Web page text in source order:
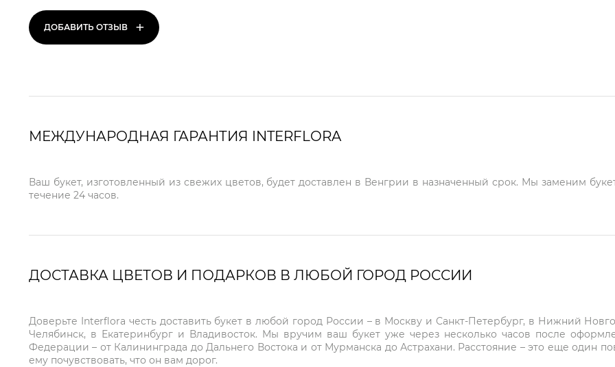
ДОБАВИТЬ ОТЗЫВ +
МЕЖДУНАРОДНАЯ ГАРАНТИЯ INTERFLORA
Ваш букет, изготовленный из свежих цветов, будет доставлен в Венгрии в назначенный срок. Мы заменим
течение 24 часов.
ДОСТАВКА ЦВЕТОВ И ПОДАРКОВ В ЛЮБОЙ ГОРОД РОССИИ
Доверьте Interflora честь доставить букет в любой город России – в Москву и Санкт-Петербург, в Нижний
Челябинск, в Екатеринбург и Владивосток. Мы вручим ваш букет уже через несколько часов после
Федерации – от Калининграда до Дальнего Востока и от Мурманска до Астрахани. Расстояние – это еще один
ему почувствовать, что он вам дорог.